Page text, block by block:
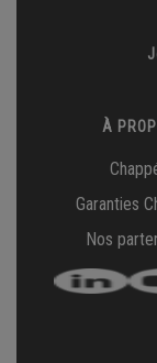
À
Garanties
Nos